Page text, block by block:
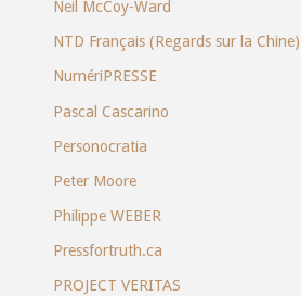
Neil McCoy-Ward
NTD Français (Regards sur la Chine)
NumériPRESSE
Pascal Cascarino
Personocratia
Peter Moore
Philippe WEBER
Pressfortruth.ca
PROJECT VERITAS